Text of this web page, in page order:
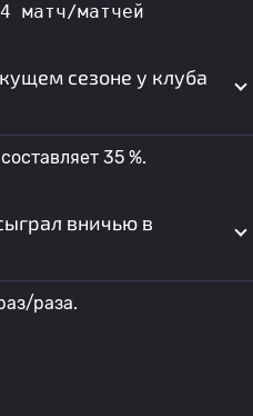
матч/матчей
сезоне у клуба
35 %.
вничью в
раза.